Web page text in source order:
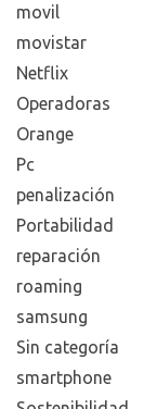
movil
movistar
Netflix
Operadoras
Orange
Pc
penalización
Portabilidad
reparación
roaming
samsung
Sin categoría
smartphone